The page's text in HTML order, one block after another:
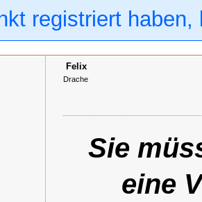
registriert
Felix
Drache
Sie
eine